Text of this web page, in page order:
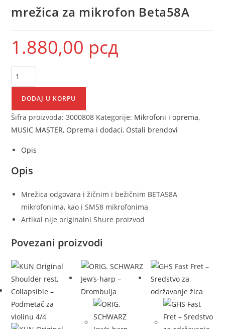
mrežica za mikrofon Beta58A
1.880,00 рсд
DODAJ U KORPU
Šifra proizvoda:3000808 Kategorije: Mikrofoni i oprema,
MUSIC MASTER, Oprema i dodaci, Ostali brendovi
Opis
Opis
Mrežica odgovara i žičnim i bežičnim BETA58A
mikrofonima, kao i SM58 mikrofonima
Artikal nije originalni Shure proizvod
Povezani proizvodi